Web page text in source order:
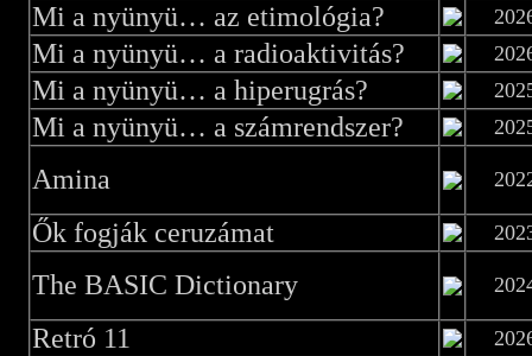
Mi a nyünyü… az etimológia?
Mi a nyünyü… a radioaktivitás?
Mi a nyünyü… a hiperugrás?
Mi a nyünyü… a számrendszer?
Amina
Ők fogják ceruzámat
The BASIC Dictionary
Retró 11